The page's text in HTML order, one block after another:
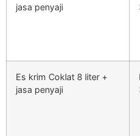
jasa penyaji
Es krim Coklat 8 liter +
jasa penyaji